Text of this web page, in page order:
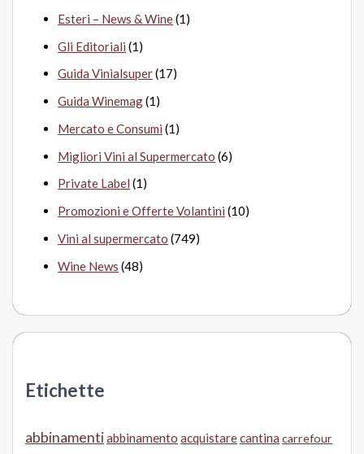
Esteri – News & Wine(1)
Gli Editoriali (1)
Guida Vinialsuper(17)
Guida Winemag(1)
Mercato e Consumi (1)
Migliori Vini al Supermercato (6)
Private Label (1)
Promozioni e Offerte Volantini (10)
Vini al supermercato (749)
Wine News (48)
Etichette
abbinamentiabbinamento acquistarecantina carrefour